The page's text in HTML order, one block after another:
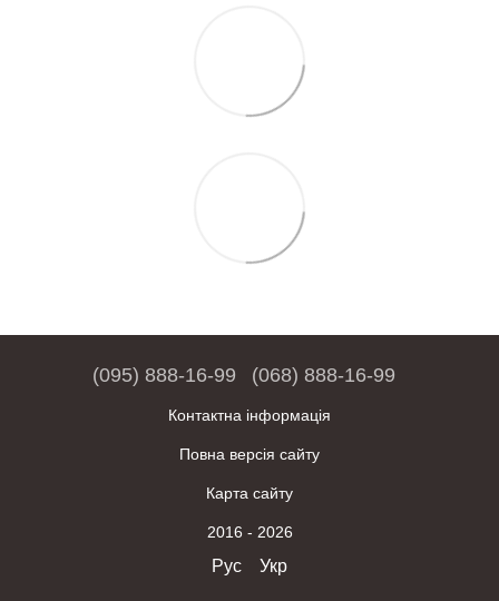
(095) 888-16-99 (068) 888-16-99
Контактна інформація
Повна версія сайту
Карта сайту
2016 - 2026
Рус Укр